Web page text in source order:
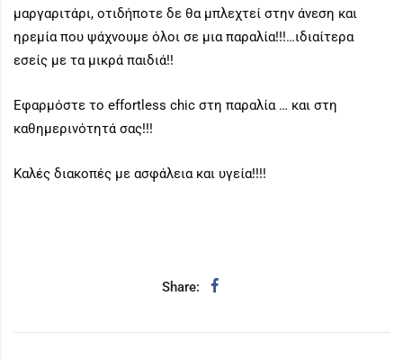
μαργαριτάρι, οτιδήποτε δε θα μπλεχτεί στην άνεση και
ηρεμία που ψάχνουμε όλοι σε μια παραλία!!!…ιδιαίτερα
εσείς με τα μικρά παιδιά!!
Εφαρμόστε το effortless chic στη παραλία … και στη
καθημερινότητά σας!!!
Καλές διακοπές με ασφάλεια και υγεία!!!!
Share: